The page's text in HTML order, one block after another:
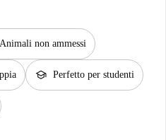
Animali non ammessi
school Perfetto per studenti